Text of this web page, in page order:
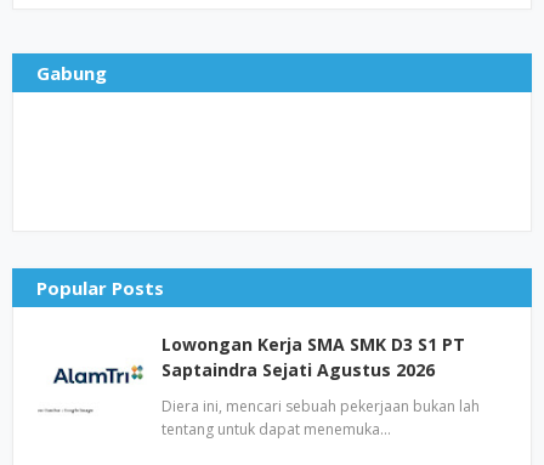
Gabung
Popular Posts
Lowongan Kerja SMA SMK D3 S1 PT
Saptaindra Sejati Agustus 2026
Diera ini, mencari sebuah pekerjaan bukan lah
tentang untuk dapat menemuka…